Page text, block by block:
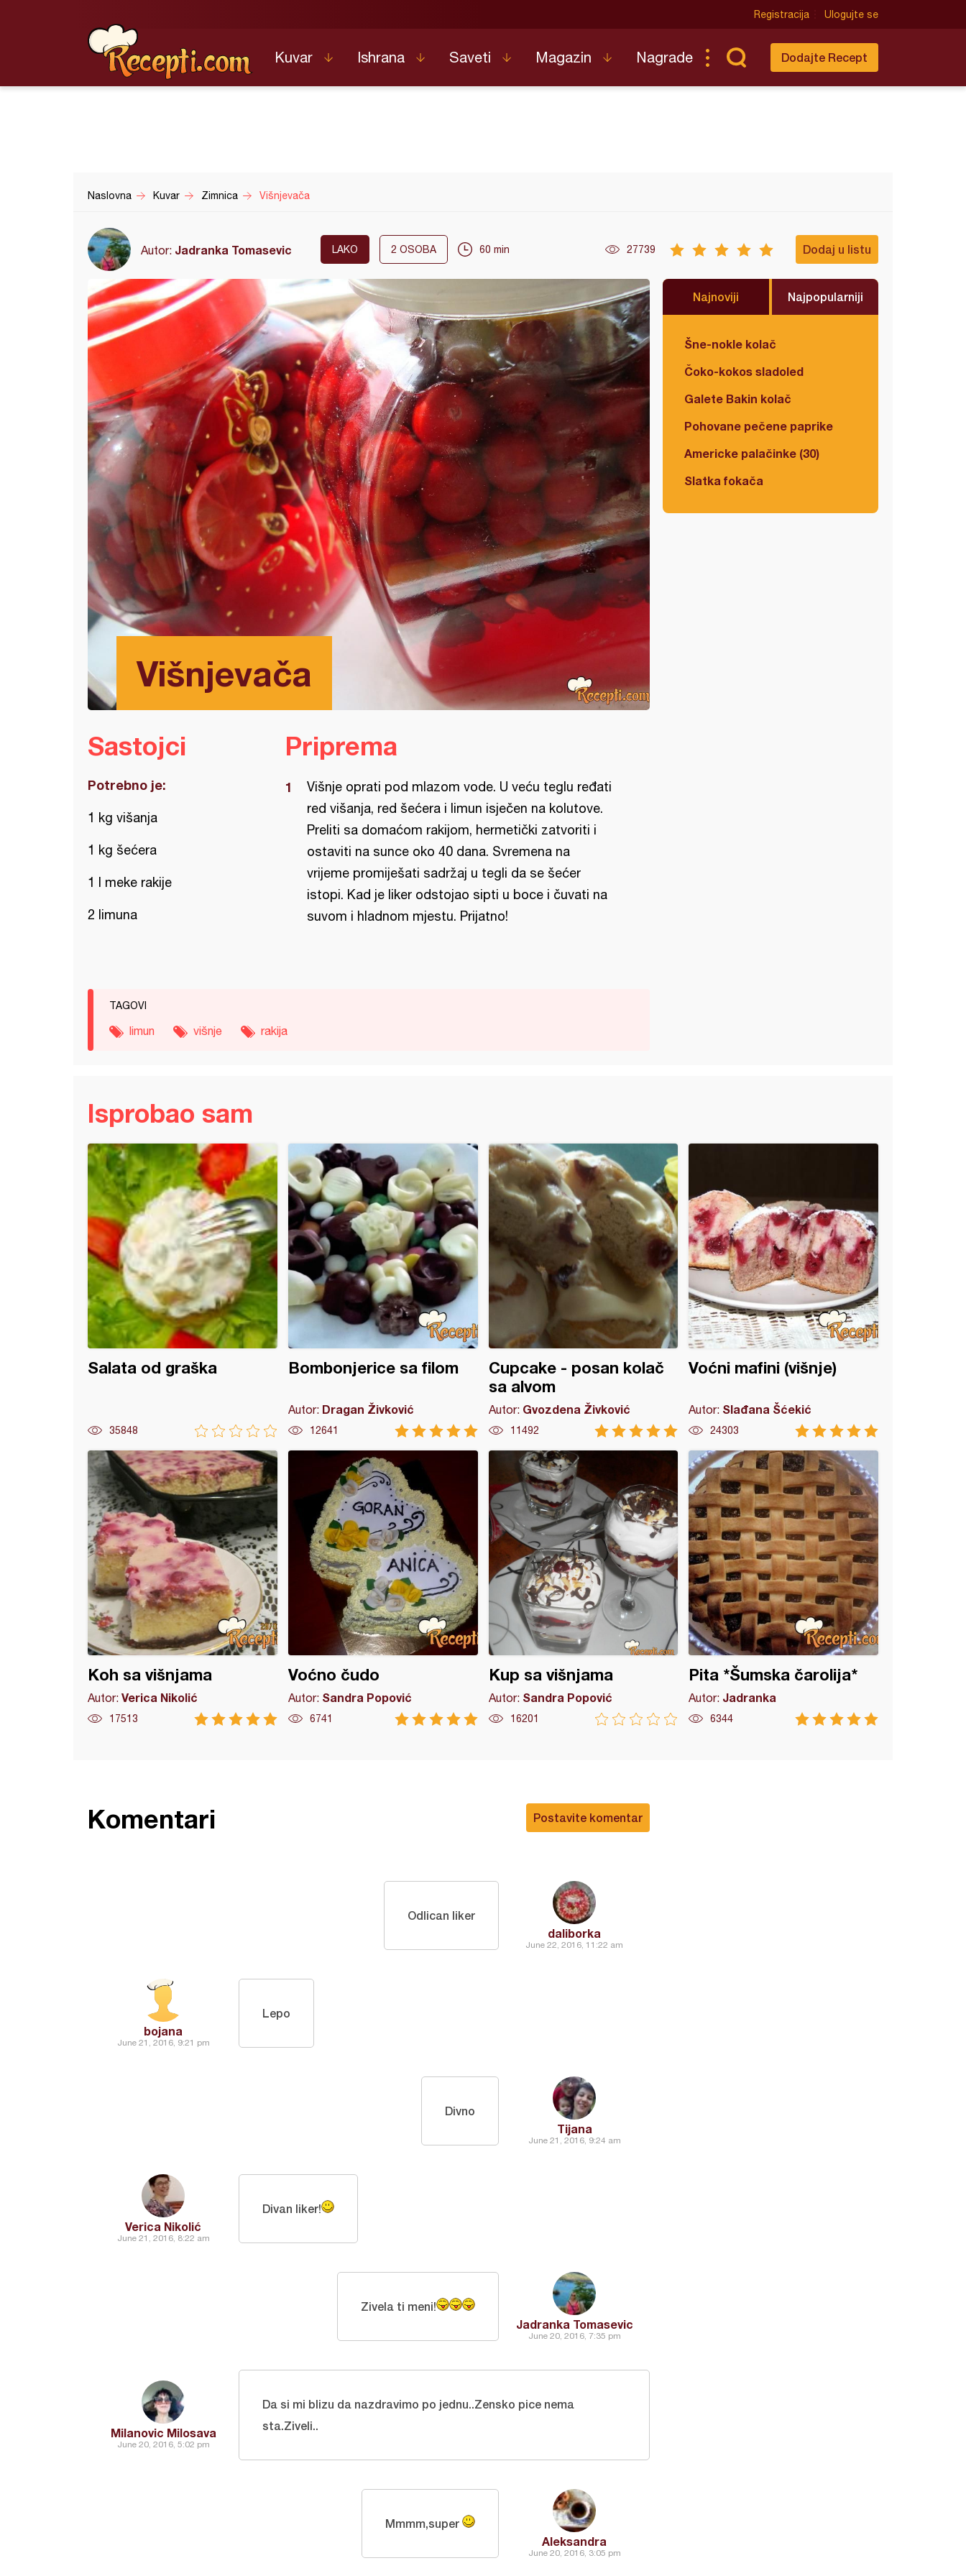
Registracija Ulogujte se
Kuvar Ishrana Saveti Magazin Nagrade Dodajte Recept
Naslovna Kuvar Zimnica Višnjevača
Autor: Jadranka Tomasevic LAKO 2 OSOBA 60 min 27739 Dodaj u listu
Višnjevača
Najnoviji Najpopularniji
Šne-nokle kolač
Čoko-kokos sladoled
Galete Bakin kolač
Pohovane pečene paprike
Americke palačinke (30)
Slatka fokača
Sastojci
Potrebno je:
1 kg višanja
1 kg šećera
1 l meke rakije
2 limuna
Priprema
Višnje oprati pod mlazom vode. U veću teglu ređati
red višanja, red šećera i limun isječen na kolutove.
Preliti sa domaćom rakijom, hermetički zatvoriti i
ostaviti na sunce oko 40 dana. Svremena na
vrijeme promiješati sadržaj u tegli da se šećer
istopi. Kad je liker odstojao sipti u boce i čuvati na
suvom i hladnom mjestu. Prijatno!
TAGOVI
limun višnje rakija
Isprobao sam
Salata od graška
35848
Bombonjerice sa filom
Autor: Dragan Živković
12641
Cupcake - posan kolač
sa alvom
Autor: Gvozdena Živković
11492
Voćni mafini (višnje)
Autor: Slađana Šćekić
24303
Koh sa višnjama
Autor: Verica Nikolić
17513
Voćno čudo
Autor: Sandra Popović
6741
Kup sa višnjama
Autor: Sandra Popović
16201
Pita *Šumska čarolija*
Autor: Jadranka
6344
Postavite komentar
Komentari
daliborka
June 22, 2016, 11:22 am
Odlican liker
bojana
June 21, 2016, 9:21 pm
Lepo
Tijana
June 21, 2016, 9:24 am
Divno
Verica Nikolić
June 21, 2016, 8:22 am
Divan liker!
Jadranka Tomasevic
June 20, 2016, 7:35 pm
Zivela ti meni!
Milanovic Milosava
June 20, 2016, 5:02 pm
Da si mi blizu da nazdravimo po jednu..Zensko pice nema
sta.Ziveli..
Aleksandra
June 20, 2016, 3:05 pm
Mmmm,super